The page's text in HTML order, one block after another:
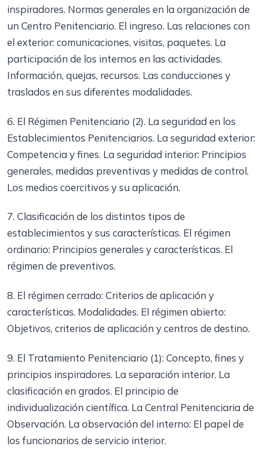
inspiradores. Normas generales en la organización de
un Centro Penitenciario. El ingreso. Las relaciones con
el exterior: comunicaciones, visitas, paquetes. La
participación de los internos en las actividades.
Información, quejas, recursos. Las conducciones y
traslados en sus diferentes modalidades.
6. El Régimen Penitenciario (2). La seguridad en los
Establecimientos Penitenciarios. La seguridad exterior:
Competencia y fines. La seguridad interior: Principios
generales, medidas preventivas y medidas de control.
Los medios coercitivos y su aplicación.
7. Clasificación de los distintos tipos de
establecimientos y sus características. El régimen
ordinario: Principios generales y características. El
régimen de preventivos.
8. El régimen cerrado: Criterios de aplicación y
características. Modalidades. El régimen abierto:
Objetivos, criterios de aplicación y centros de destino.
9. El Tratamiento Penitenciario (1): Concepto, fines y
principios inspiradores. La separación interior. La
clasificación en grados. El principio de
individualización científica. La Central Penitenciaria de
Observación. La observación del interno: El papel de
los funcionarios de servicio interior.